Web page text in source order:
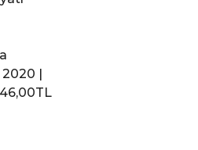
2020 |
46,00TL